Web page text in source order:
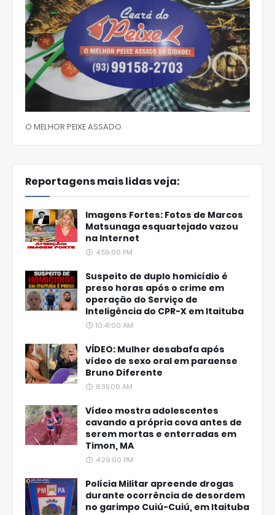
O MELHOR PEIXE ASSADO
Reportagens mais lidas veja:
Imagens Fortes: Fotos de Marcos
Matsunaga esquartejado vazou
na Internet
4:59:00 PM
Suspeito de duplo homicídio é
preso horas após o crime em
operação do Serviço de
Inteligência do CPR-X em Itaituba
10:41:00 AM
VÍDEO: Mulher desabafa após
vídeo de sexo oral em paraense
Bruno Diferente
8:35:00 AM
Vídeo mostra adolescentes
cavando a própria cova antes de
serem mortas e enterradas em
Timon, MA
4:29:00 PM
Polícia Militar apreende drogas
durante ocorrência de desordem
no garimpo Cuiú-Cuiú, em Itaituba